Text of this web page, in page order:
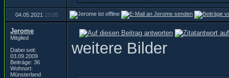
04.05.2021 23:05
Jerome
Mitglied
Dabei seit:
03.09.2009
Beiträge: 36
Wohnort:
Münsterland
weitere Bilder